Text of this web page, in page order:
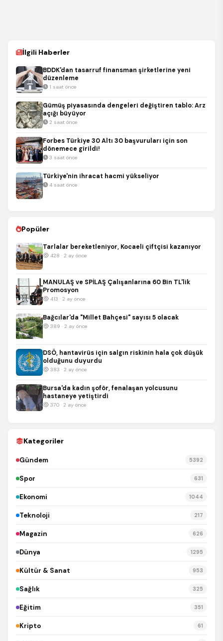
İlgili Haberler
BDDK'dan tasarruf finansman şirketlerine yeni
düzenleme
1 saat önce
Gümüş piyasasında dengeleri değiştiren tablo: Arz
açığı büyüyor
2 saat önce
Forbes Türkiye 30 Altı 30 başvuruları için son
dönemece girildi!
3 saat önce
Türkiye'nin ihracat hacmi yükseliyor
4 saat önce
Popüler
Tarlalar bereketleniyor, Kocaeli çiftçisi kazanıyor
428 · 2 ay önce
MANULAŞ ve SPİLAŞ Çalışanlarına 60 Bin TL'lik
Promosyon
413 · 2 ay önce
Bağcılar'da "Millet Bahçesi" sayısı 5 olacak
389 · 2 ay önce
DSÖ, hantavirüs için salgın riskinin hala çok düşük
olduğunu duyurdu
383 · 2 ay önce
Bursa'da kadın şoför, fenalaşan yolcusunu
hastaneye yetiştirdi
370 · 2 ay önce
Kategoriler
Gündem 5392
Spor 631
Ekonomi 1044
Teknoloji 217
Magazin 626
Dünya 1295
Kültür & Sanat 953
Sağlık 325
Eğitim 351
Kripto 61